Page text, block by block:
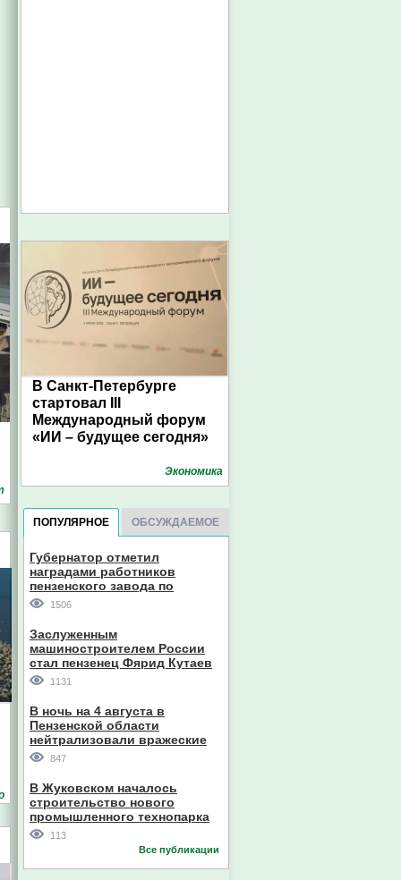
В Санкт-Петербурге
стартовал III
Международный форум
«ИИ – будущее сегодня»
Экономика
ПОПУЛЯРНОЕ ОБСУЖДАЕМОЕ
Губернатор отметил
наградами работников
пензенского завода по
производству станков
1506
Заслуженным
машиностроителем России
стал пензенец Фярид Кутаев
1131
В ночь на 4 августа в
Пензенской области
нейтрализовали вражеские
дроны
847
В Жуковском началось
строительство нового
промышленного технопарка
113
Все публикации